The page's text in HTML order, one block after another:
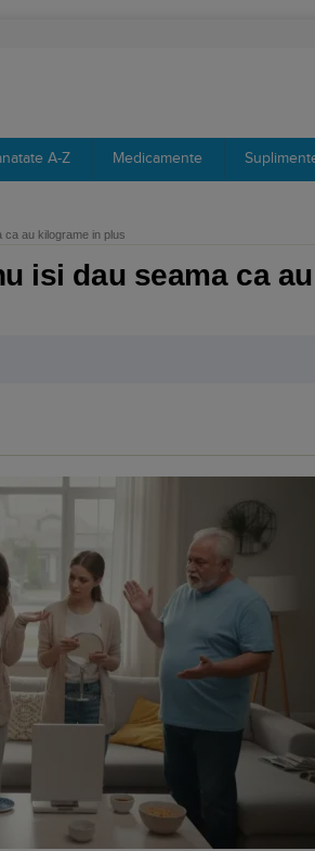
A-Z Medicamente
ca au kilograme in plus
isi dau seama ca